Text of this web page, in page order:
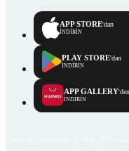
APP STORE'dan
İNDİRİN
PLAY STORE'dan
İNDİRİN
APP GALLERY'den
İNDİRİN